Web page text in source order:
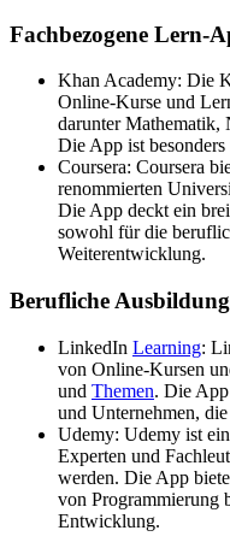
Fachbezogene Lern-
Khan Academy: Die
Online-Kurse und
darunter Mathematik,
Die App ist
Coursera: Coursera
renommierten
Die App deckt ein
sowohl für die
Weiterentwicklung.
Berufliche Ausbildung
LinkedIn Learning:
von Online-Kursen
und Themen. Die
und Unternehmen,
Udemy: Udemy ist
Experten und
werden. Die App
von Programmierung
Entwicklung.